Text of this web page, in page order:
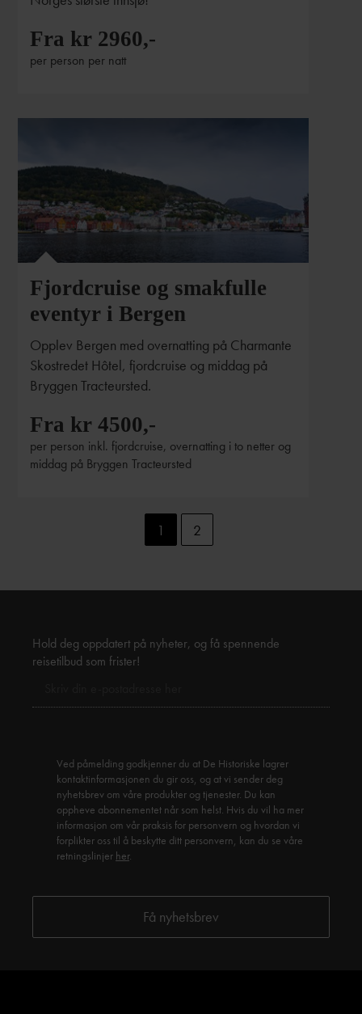
Fra kr 2960,-
per person per natt
Foto: Endre Knudsen
Fjordcruise og smakfulle
eventyr i Bergen
Opplev Bergen med overnatting på Charmante
Skostredet Hôtel, fjordcruise og middag på
Bryggen Tracteursted.
Fra kr 4500,-
per person inkl. fjordcruise, overnatting i to netter og
middag på Bryggen Tracteursted
1 2
Hold deg oppdatert på nyheter, og få spennende
reisetilbud som frister!
Ved påmelding godkjenner du at De Historiske lagrer
kontaktinformasjonen du gir oss, og at vi sender deg
nyhetsbrev om våre produkter og tjenester. Du kan
oppheve abonnementet når som helst. Hvis du vil ha mer
informasjon om vår praksis for personvern og hvordan vi
forplikter oss til å beskytte ditt personvern, kan du se våre
retningslinjer her.